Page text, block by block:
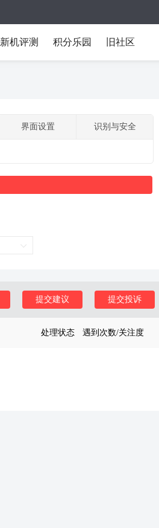
新机评测 积分乐园 旧社区
界面设置 识别与安全
提交投诉
提交建议
处理状态 遇到次数/关注度